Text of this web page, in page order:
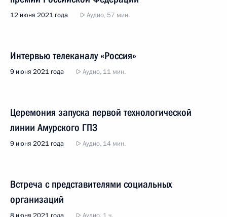
12 июня 2021 года Аудио, 57 мин.
Интервью телеканалу «Россия»
9 июня 2021 года Аудио, 11 мин.
Церемония запуска первой технологической
линии Амурского ГПЗ
9 июня 2021 года Аудио, 14 мин.
Встреча с представителями социальных
организаций